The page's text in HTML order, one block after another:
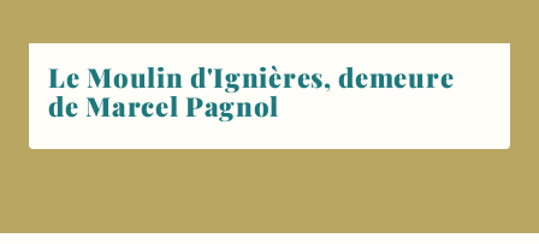
Le Moulin d'Ignières, demeure
de Marcel Pagnol